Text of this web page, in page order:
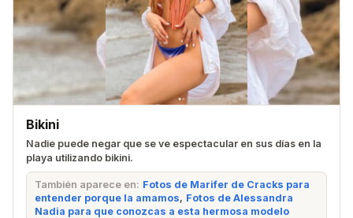
Bikini
Nadie puede negar que se ve espectacular en sus días en la
playa utilizando bikini.
También aparece en: Fotos de Marifer de Cracks para
entender porque la amamos, Fotos de Alessandra
Nadia para que conozcas a esta hermosa modelo